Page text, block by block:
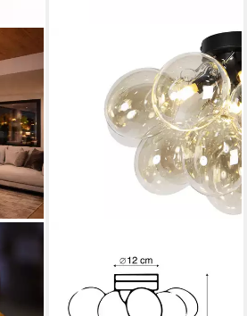
Deckenleuchte Uvas, ohne
Leuchtmittel, Warmweiß,
QAZQA Deckenleuchte, g9,